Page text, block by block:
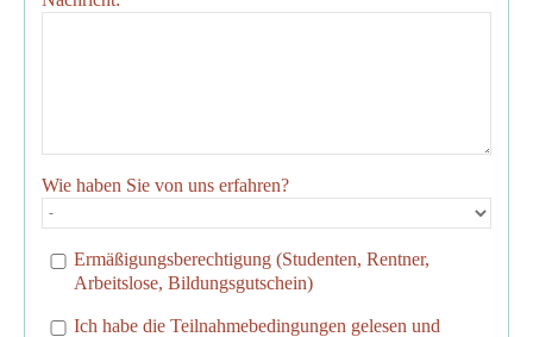
Wie haben Sie von uns erfahren?
Ermäßigungsberechtigung (Studenten, Rentner,
Arbeitslose, Bildungsgutschein)
Ich habe die Teilnahmebedingungen gelesen und